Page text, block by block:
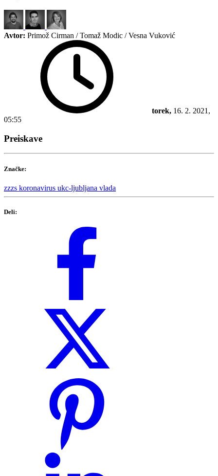
Avtor: Primož Cirman / Tomaž Modic / Vesna Vuković
torek, 16. 2. 2021,
05:55
Preiskave
Značke:
zzzs koronavirus ukc-ljubljana vlada
Deli: